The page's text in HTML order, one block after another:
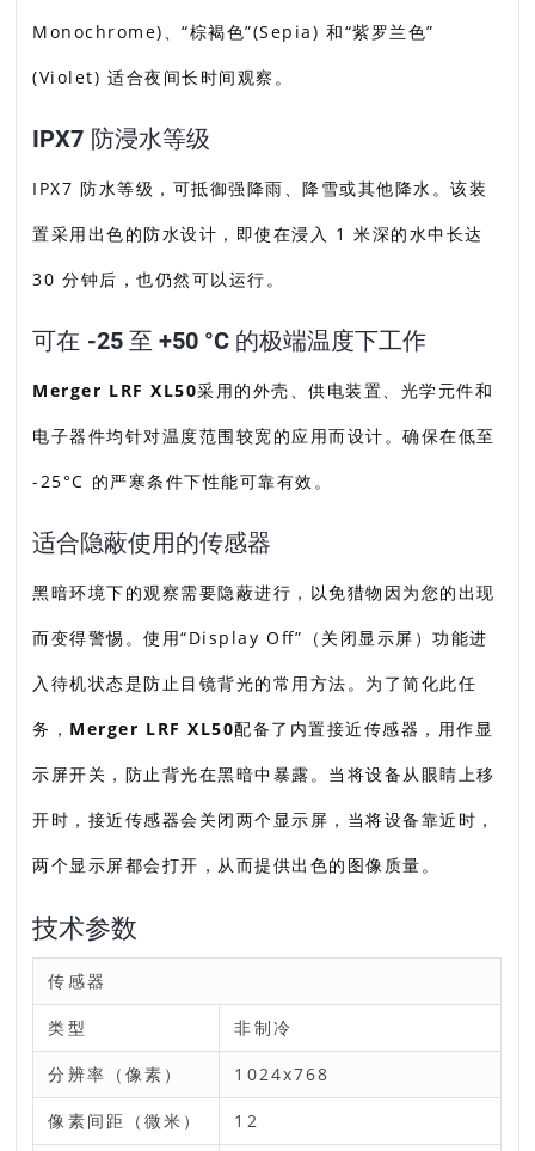
Monochrome)、“棕褐色”(Sepia) 和“紫罗兰色”
(Violet) 适合夜间长时间观察。
IPX7 防浸水等级
IPX7 防水等级，可抵御强降雨、降雪或其他降水。该装
置采用出色的防水设计，即使在浸入 1 米深的水中长达
30 分钟后，也仍然可以运行。
可在 -25 至 +50 °C 的极端温度下工作
Merger LRF XL50采用的外壳、供电装置、光学元件和
电子器件均针对温度范围较宽的应用而设计。确保在低至
-25°C 的严寒条件下性能可靠有效。
适合隐蔽使用的传感器
黑暗环境下的观察需要隐蔽进行，以免猎物因为您的出现
而变得警惕。使用“Display Off”（关闭显示屏）功能进
入待机状态是防止目镜背光的常用方法。为了简化此任
务， Merger LRF XL50配备了内置接近传感器，用作显
示屏开关，防止背光在黑暗中暴露。当将设备从眼睛上移
开时，接近传感器会关闭两个显示屏，当将设备靠近时，
两个显示屏都会打开，从而提供出色的图像质量。
技术参数
传感器
类型 非制冷
分辨率（像素） 1024x768
像素间距（微米） 12